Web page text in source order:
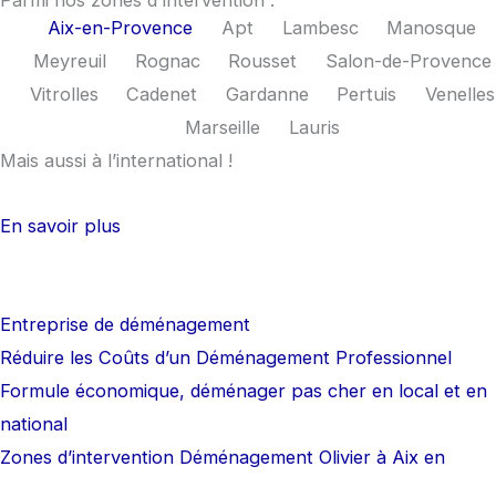
e
b
o
k
t
a
r
a
Aix-en-Provence
Apt Lambesc
Manosque
Meyreuil
Rognac Rousset
Salon-de-Provence
Vitrolles
Cadenet Gardanne Pertuis
Venelles
Marseille
Lauris
Mais aussi à l’international !
En savoir plus
Entreprise de déménagement
Réduire les Coûts d’un Déménagement Professionnel
Formule économique, déménager pas cher en local et en
national
Zones d’intervention Déménagement Olivier à Aix en